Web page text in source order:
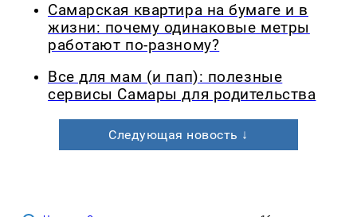
Самарская квартира на бумаге и в
жизни: почему одинаковые метры
работают по-разному?
Все для мам (и пап): полезные
сервисы Самары для родительства
Следующая новость ↓